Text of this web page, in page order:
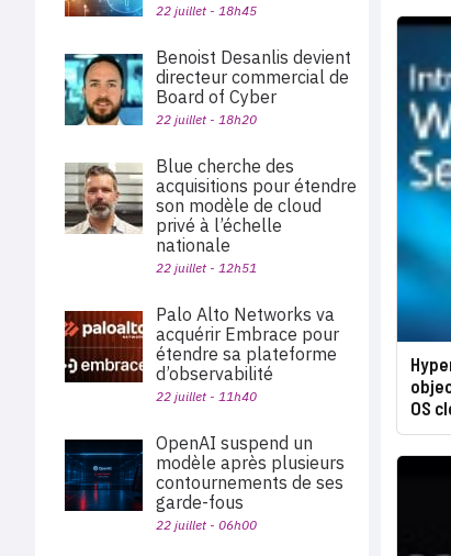
OS
22 juillet - 18h45
Benoist Desanlis devient
directeur commercial de
Board of Cyber
22 juillet - 18h20
Blue cherche des
acquisitions pour étendre
son modèle de cloud
privé à l’échelle
nationale
22 juillet - 12h51
Palo Alto Networks va
acquérir Embrace pour
étendre sa plateforme
d’observabilité
22 juillet - 11h40
OpenAI suspend un
modèle après plusieurs
contournements de ses
garde-fous
22 juillet - 06h00